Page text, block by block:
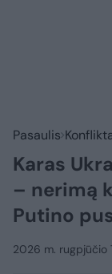
Pasaulis
Karas
– nerimą
Putino
2026 m. rugpjūčio